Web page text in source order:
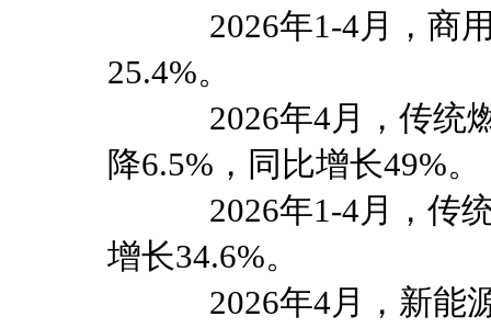
2026年1-4月，商用
25.4%。
2026年4月，传统燃
降6.5%，同比增长49%。
2026年1-4月，传统
增长34.6%。
2026年4月，新能源